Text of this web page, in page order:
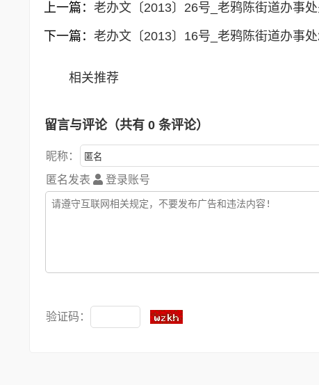
上一篇： 老办文〔2013〕26号_老鸦陈街道办事
下一篇： 老办文〔2013〕16号_老鸦陈街道办事
相关推荐
留言与评论（共有 0 条评论）
昵称：
匿名发表 登录账号
验证码：